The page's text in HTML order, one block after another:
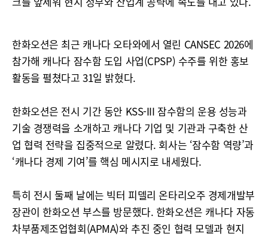
한화오션은 최근 캐나다 오타와에서 열린 CANSEC 2026에
참가해 캐나다 잠수함 도입 사업(CPSP) 수주를 위한 홍보
활동을 펼쳤다고 31일 밝혔다.
한화오션은 전시 기간 동안 KSS-III 잠수함의 운용 성능과
기술 경쟁력을 소개하고 캐나다 기업 및 기관과 구축한 산
업 협력 전략을 집중적으로 알렸다. 회사는 ‘잠수함 역량’과
‘캐나다 경제 기여’를 핵심 메시지로 내세웠다.
특히 전시 둘째 날에는 빅터 피델리 온타리오주 경제개발부
장관이 한화오션 부스를 방문했다. 한화오션은 캐나다 자동
차부품제조업협회(APMA)와 추진 중인 협력 모델과 현지